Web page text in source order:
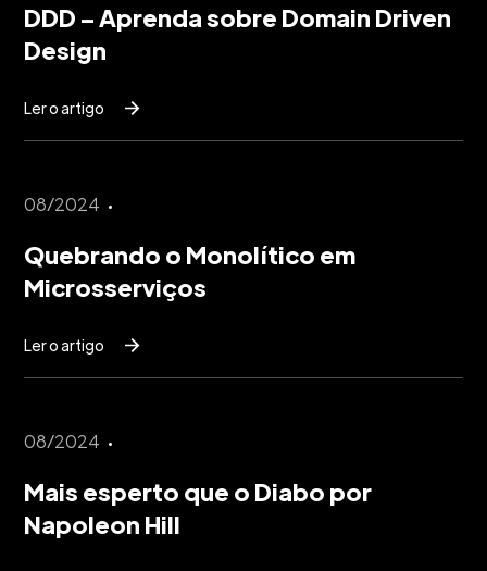
DDD – Aprenda sobre Domain Driven
Design
Ler o artigo
08/2024
Quebrando o Monolítico em
Microsserviços
Ler o artigo
08/2024
Mais esperto que o Diabo por
Napoleon Hill